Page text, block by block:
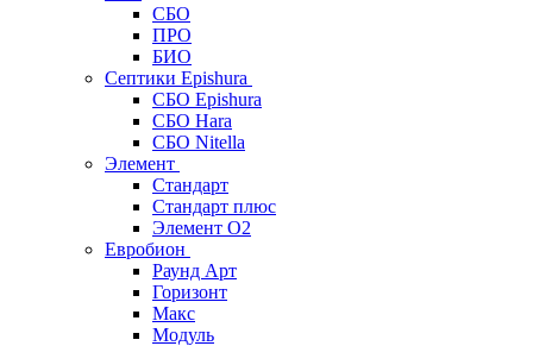
СБО
ПРО
БИО
Септики Epishura
СБО Epishura
СБО Hara
СБО Nitella
Элемент
Стандарт
Стандарт плюс
Элемент О2
Евробион
Раунд Арт
Горизонт
Макс
Модуль